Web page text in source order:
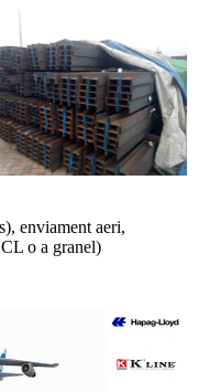
enviament aeri,
o a granel)